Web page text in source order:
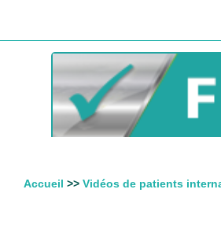
Accueil >> Vidéos de patients